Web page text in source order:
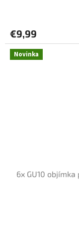
€9,99
Novinka
6x GU10